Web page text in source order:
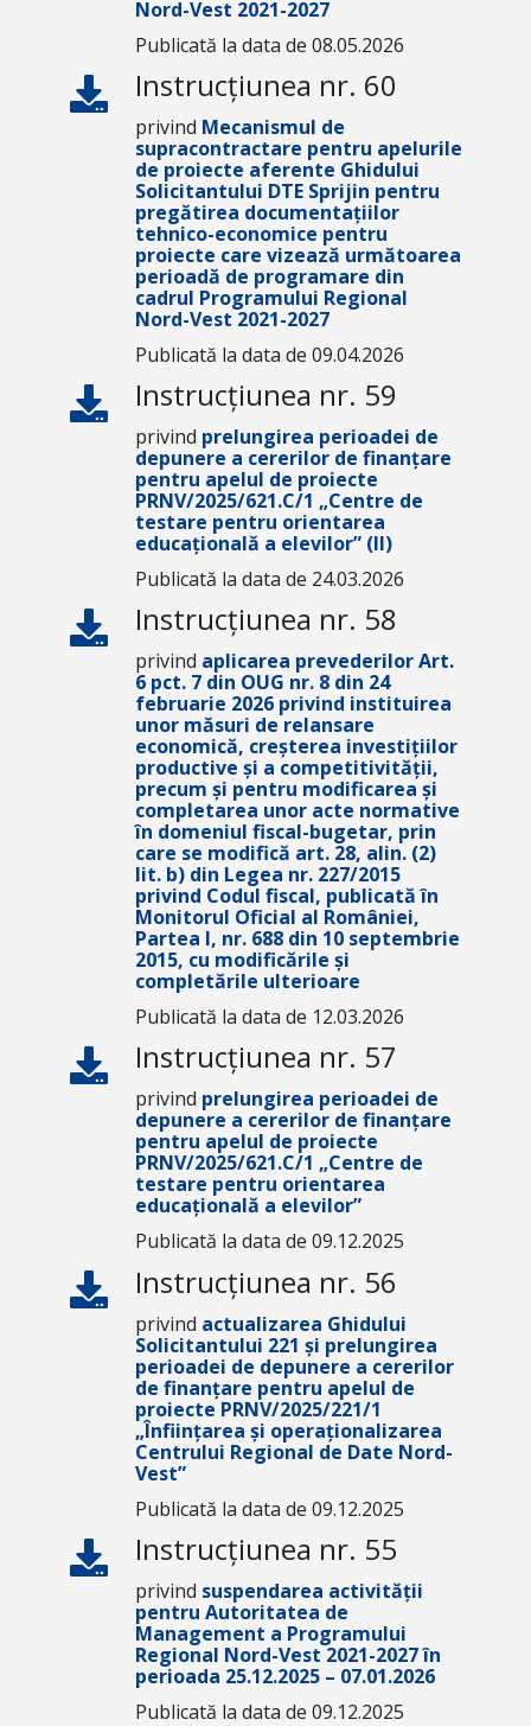
Nord-Vest 2021-2027
Publicată la data de 08.05.2026
Instrucțiunea nr. 60
privind Mecanismul de
supracontractare pentru apelurile
de proiecte aferente Ghidului
Solicitantului DTE Sprijin pentru
pregătirea documentațiilor
tehnico-economice pentru
proiecte care vizează următoarea
perioadă de programare din
cadrul Programului Regional
Nord-Vest 2021-2027
Publicată la data de 09.04.2026
Instrucțiunea nr. 59
privind prelungirea perioadei de
depunere a cererilor de finanțare
pentru apelul de proiecte
PRNV/2025/621.C/1 „Centre de
testare pentru orientarea
educațională a elevilor” (II)
Publicată la data de 24.03.2026
Instrucțiunea nr. 58
privind aplicarea prevederilor Art.
6 pct. 7 din OUG nr. 8 din 24
februarie 2026 privind instituirea
unor măsuri de relansare
economică, creșterea investițiilor
productive și a competitivității,
precum și pentru modificarea și
completarea unor acte normative
în domeniul fiscal-bugetar, prin
care se modifică art. 28, alin. (2)
lit. b) din Legea nr. 227/2015
privind Codul fiscal, publicată în
Monitorul Oficial al României,
Partea I, nr. 688 din 10 septembrie
2015, cu modificările şi
completările ulterioare
Publicată la data de 12.03.2026
Instrucțiunea nr. 57
privind prelungirea perioadei de
depunere a cererilor de finanțare
pentru apelul de proiecte
PRNV/2025/621.C/1 „Centre de
testare pentru orientarea
educațională a elevilor”
Publicată la data de 09.12.2025
Instrucțiunea nr. 56
privind actualizarea Ghidului
Solicitantului 221 și prelungirea
perioadei de depunere a cererilor
de finanțare pentru apelul de
proiecte PRNV/2025/221/1
„Înființarea și operaționalizarea
Centrului Regional de Date Nord-
Vest”
Publicată la data de 09.12.2025
Instrucțiunea nr. 55
privind suspendarea activității
pentru Autoritatea de
Management a Programului
Regional Nord-Vest 2021-2027 în
perioada 25.12.2025 – 07.01.2026
Publicată la data de 09.12.2025